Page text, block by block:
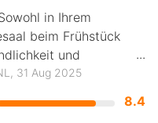
8.4
in Ihrem
beim Frühstück
und
31 Aug 2025